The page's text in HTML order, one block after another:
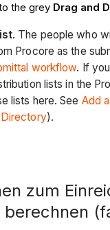
the grey Drag and
. The people who
Procore as the
workflow. If
lists in the
lists here. See Add
).
zum
berechnen